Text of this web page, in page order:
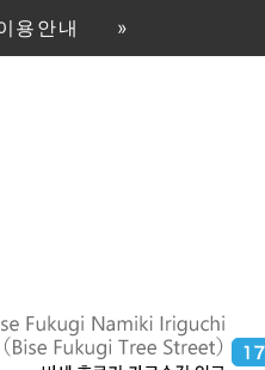
용안내